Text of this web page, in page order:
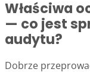
Właściwa
— co jest
audytu?
Dobrze